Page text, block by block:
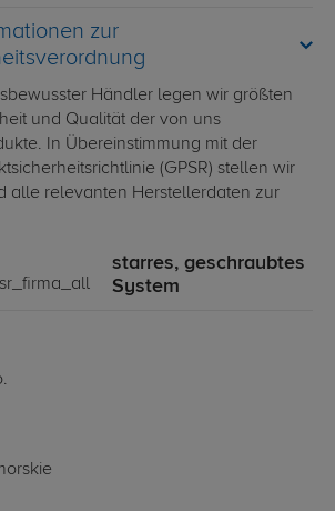
zur
Händler legen wir größten
und Qualität der von uns
In Übereinstimmung mit der
(GPSR) stellen wir
alle relevanten Herstellerdaten zur
starres, geschraubtes
System